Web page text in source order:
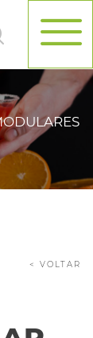
< VOLTAR